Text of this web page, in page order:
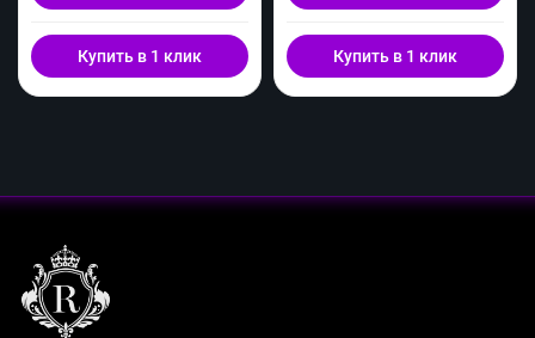
Купить в 1 клик Купить в 1 клик